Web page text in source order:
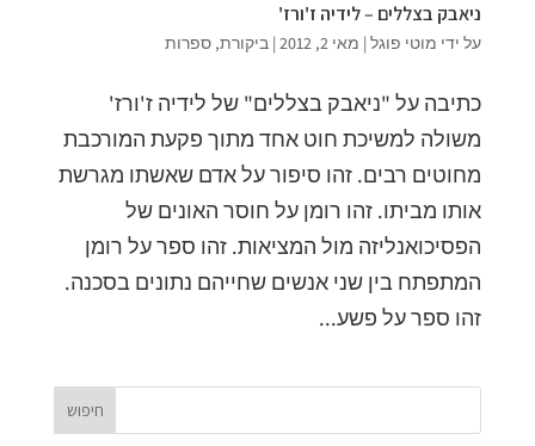
ניאבק בצללים – לידיה ז'ורז'
על ידי מוטי פוגל| מאי 2, 2012 | ביקורת, ספרות
כתיבה על "ניאבק בצללים" של לידיה ז'ורז'
משולה למשיכת חוט אחד מתוך פקעת המורכבת
מחוטים רבים. זהו סיפור על אדם שאשתו מגרשת
אותו מביתו. זהו רומן על חוסר האונים של
הפסיכואנליזה מול המציאות. זהו ספר על רומן
המתפתח בין שני אנשים שחייהם נתונים בסכנה.
זהו ספר על פשע...